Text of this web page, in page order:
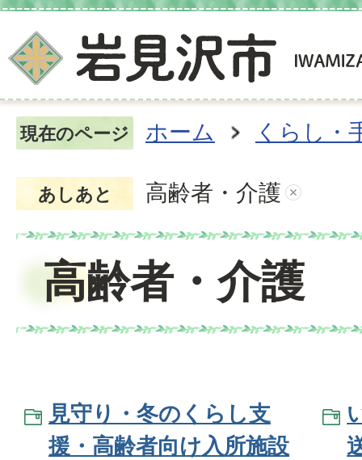
現在のページ ホーム くらし・
あしあと 高齢者・介護
高齢者・介護
見守り・冬のくらし支
援・高齢者向け入所施設